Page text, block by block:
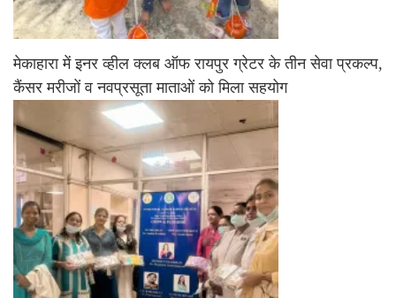
मेकाहारा में इनर व्हील क्लब ऑफ रायपुर ग्रेटर के तीन सेवा प्रकल्प,
कैंसर मरीजों व नवप्रसूता माताओं को मिला सहयोग